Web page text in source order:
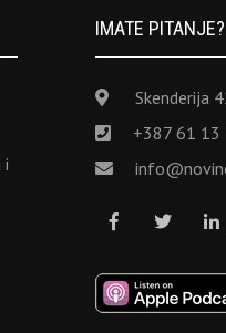
i
IMATE
Skenderija
+387 61 13